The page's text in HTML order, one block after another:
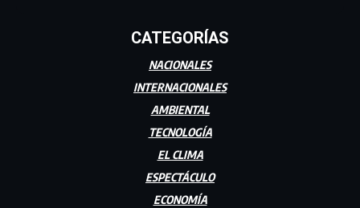
CATEGORÍAS
NACIONALES
INTERNACIONALES
AMBIENTAL
TECNOLOGÍA
EL CLIMA
ESPECTÁCULO
ECONOMÍA